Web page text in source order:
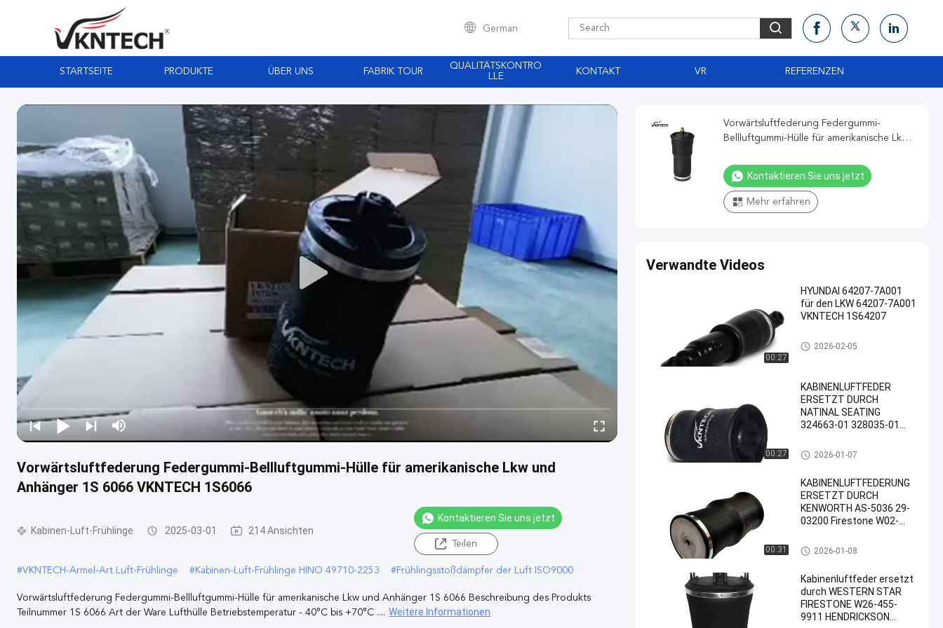
German
STARTSEITE PRODUKTE ÜBER UNS FABRIK TOUR
QUALITÄTSKONTRO
LLE
KONTAKT VR REFERENZEN
Vorwärtsluftfederung Federgummi-Bellluftgummi-Hülle für amerikanische Lkw und
Anhänger 1S 6066 VKNTECH 1S6066
Kabinen-Luft-Frühlinge 2025-03-01 214 Ansichten
Kontaktieren Sie uns jetzt
Teilen
#VKNTECH-Ärmel-Art Luft-Frühlinge #Kabinen-Luft-Frühlinge HINO 49710-2253 #Frühlingsstoßdämpfer der Luft ISO9000
Vorwärtsluftfederung Federgummi-Bellluftgummi-Hülle für amerikanische Lkw und Anhänger 1S 6066 Beschreibung des Produkts
Teilnummer 1S 6066 Art der Ware Lufthülle Betriebstemperatur - 40°C bis +70°C .... Weitere Informationen
Vorwärtsluftfederung Federgummi-
Bellluftgummi-Hülle für amerikanische Lkw
Kontaktieren Sie uns jetzt
Mehr erfahren
Verwandte Videos
00:27
HYUNDAI 64207-7A001
für den LKW 64207-7A001
VKNTECH 1S64207
Kabinen-Luft-Frühlinge
2026-02-05
00:27
KABINENLUFTFEDER
ERSETZT DURCH
NATINAL SEATING
324663-01 328035-01
W02-N19-7059 W02-N19-
7069 W02-N19-7084
Kabinen-Luft-Frühlinge
2026-01-07
00:31
KABINENLUFTFEDERUNG
ERSETZT DURCH
KENWORTH AS-5036 29-
03200 Firestone W02-
W023587036
HOCHWERTIGE
Kabinen-Luft-Frühlinge
2026-01-08
Kabinenluftfeder ersetzt
durch WESTERN STAR
FIRESTONE W26-455-
9911 HENDRICKSON